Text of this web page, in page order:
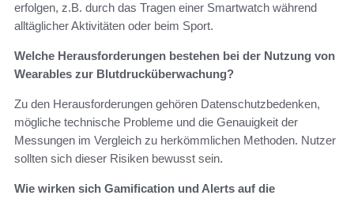
erfolgen, z.B. durch das Tragen einer Smartwatch während
alltäglicher Aktivitäten oder beim Sport.
Welche Herausforderungen bestehen bei der Nutzung von
Wearables zur Blutdrucküberwachung?
Zu den Herausforderungen gehören Datenschutzbedenken,
mögliche technische Probleme und die Genauigkeit der
Messungen im Vergleich zu herkömmlichen Methoden. Nutzer
sollten sich dieser Risiken bewusst sein.
Wie wirken sich Gamification und Alerts auf die